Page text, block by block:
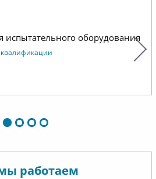
испытательного оборудования
работаем